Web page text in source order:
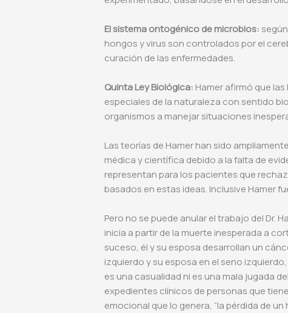
El sistema ontogénico de microbios:
hongos y virus son controlados por el
curación de las enfermedades.
Quinta Ley Biológica: Hamer afirmó que
especiales de la naturaleza con sentido
organismos a manejar situaciones
Las teorías de Hamer han sido
médica y científica debido a la falta de
representan para los pacientes que
basados en estas ideas. Inclusive Hamer
Pero no se puede anular el trabajo del Dr.
inicia a partir de la muerte inesperada a
suceso, él y su esposa desarrollan un
izquierdo y su esposa en el seno
es una casualidad ni es una mala jugada
expedientes clínicos de personas que
emocional que lo genera, “la pérdida de